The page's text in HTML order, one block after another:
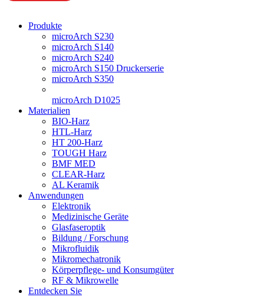
Produkte
microArch S230
microArch S140
microArch S240
microArch S150 Druckerserie
microArch S350
microArch D1025
Materialien
BIO-Harz
HTL-Harz
HT 200-Harz
TOUGH Harz
BMF MED
CLEAR-Harz
AL Keramik
Anwendungen
Elektronik
Medizinische Geräte
Glasfaseroptik
Bildung / Forschung
Mikrofluidik
Mikromechatronik
Körperpflege- und Konsumgüter
RF & Mikrowelle
Entdecken Sie